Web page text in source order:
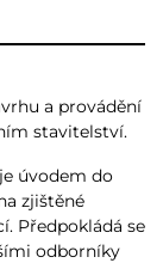
a provádění
stavitelství.
úvodem do
zjištěné
Předpokládá se
odborníky